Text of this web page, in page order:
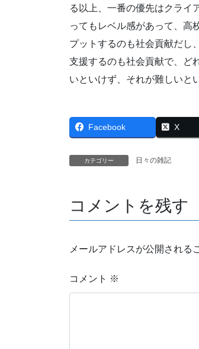
る以上、一番の優先はクライ
ってもレベル感があって、高
プットするのも社会貢献だし
支援するのも社会貢献で、ど
いといけず、それが難しいと
Facebook X
カテゴリー 日々の雑記
コメントを残す
メールアドレスが公開される
コメント ※